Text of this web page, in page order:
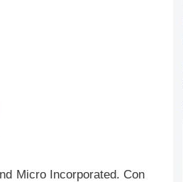
Micro Incorporated. Con